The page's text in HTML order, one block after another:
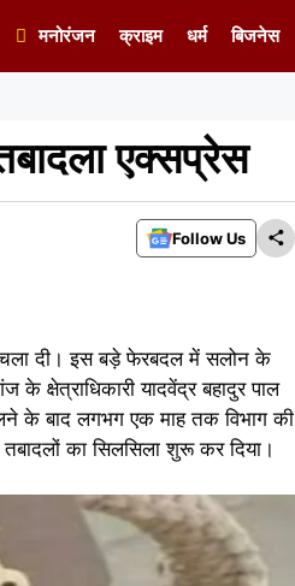
मनोरंजन क्राइम धर्म बिजनेस
एक्सप्रेस
Follow Us
चला दी। इस बड़े फेरबदल में सलोन के
के क्षेत्राधिकारी यादवेंद्र बहादुर पाल
के बाद लगभग एक माह तक विभाग की
का सिलसिला शुरू कर दिया।